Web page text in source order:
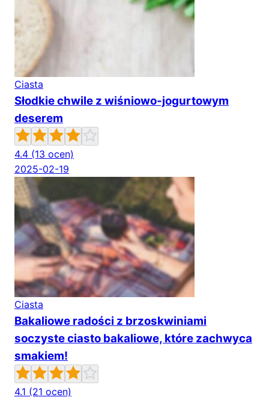
Ciasta
Słodkie chwile z wiśniowo-jogurtowym
deserem
4.4 (13 ocen)
2025-02-19
Ciasta
Bakaliowe radości z brzoskwiniami
soczyste ciasto bakaliowe, które zachwyca
smakiem!
4.1 (21 ocen)